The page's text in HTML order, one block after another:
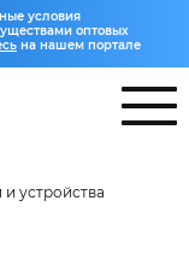
условия
оптовых
на нашем портале
устройства